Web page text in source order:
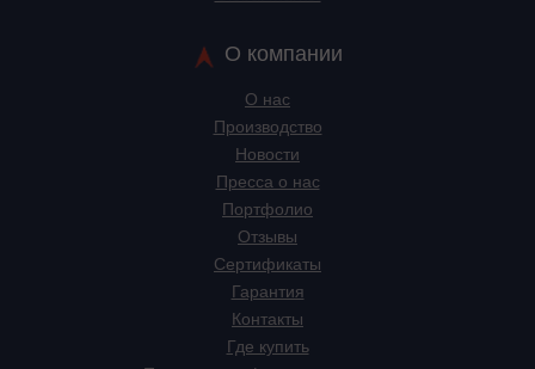
О компании
О нас
Производство
Новости
Пресса о нас
Портфолио
Отзывы
Сертификаты
Гарантия
Контакты
Где купить